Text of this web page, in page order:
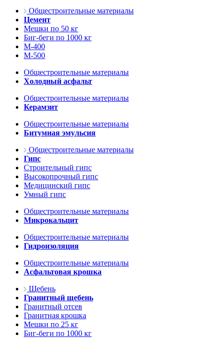
Общестроительные материалы
Цемент
Мешки по 50 кг
Биг-беги по 1000 кг
М-400
М-500
Общестроительные материалы
Холодный асфальт
Общестроительные материалы
Керамзит
Общестроительные материалы
Битумная эмульсия
Общестроительные материалы
Гипс
Строительный гипс
Высокопрочный гипс
Медицинский гипс
Умный гипс
Общестроительные материалы
Микрокальцит
Общестроительные материалы
Гидроизоляция
Общестроительные материалы
Асфальтовая крошка
Щебень
Гранитный щебень
Гранитный отсев
Гранитная крошка
Мешки по 25 кг
Биг-беги по 1000 кг